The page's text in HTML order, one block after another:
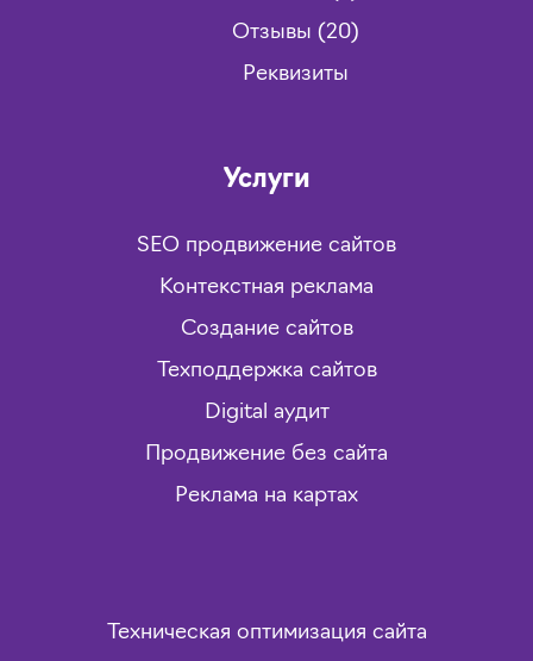
Отзывы (20)
Реквизиты
Услуги
SEO продвижение сайтов
Контекстная реклама
Создание сайтов
Техподдержка сайтов
Digital аудит
Продвижение без сайта
Реклама на картах
Техническая оптимизация сайта